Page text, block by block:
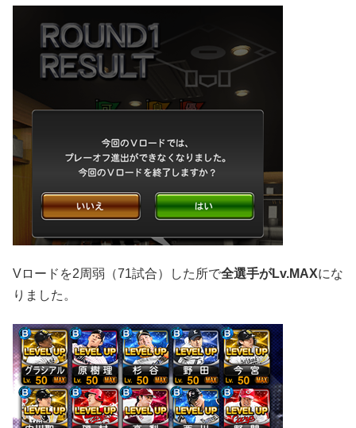
Vロードを2周弱（71試合）した所で全選手がLv.MAXにな
りました。